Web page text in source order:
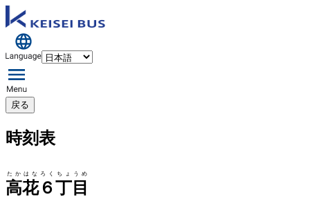
戻る
時刻表
高花６丁目
たかはなろくちょうめ